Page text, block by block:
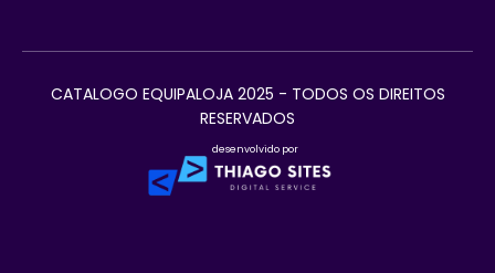
CATALOGO EQUIPALOJA 2025 - TODOS OS DIREITOS
RESERVADOS
desenvolvido por